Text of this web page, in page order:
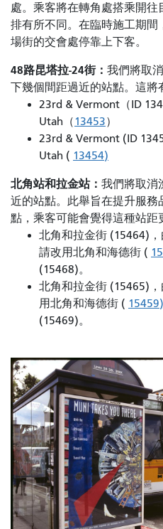
處。乘客將在轉角處搭乘開
排有所不同。在臨時施工期
場街的交會處停靠上下客。
48路昆塔拉-24街： 我們將取
下幾個間距過近的站點。這將
23rd & Vermont（ID
Utah（13453）
23rd & Vermont (ID
Utah ( 13454)
北角站和拉金站： 我們將取消
近的站點。此舉旨在提升服
點，乘客可能會覺得這種站距
北角和拉金街 (15464)
請改用北角和海德街 (
(15468)。
北角和拉金街 (15465)
用北角和海德街 ( 15459)
(15469)。